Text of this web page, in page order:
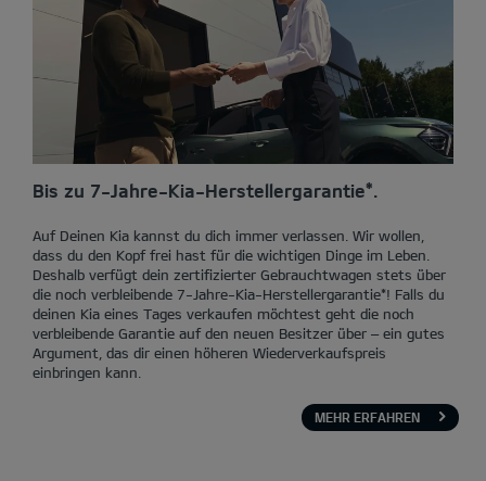
Bis zu 7-Jahre-Kia-Herstellergarantie*.
Auf Deinen Kia kannst du dich immer verlassen. Wir wollen,
dass du den Kopf frei hast für die wichtigen Dinge im Leben.
Deshalb verfügt dein zertifizierter Gebrauchtwagen stets über
die noch verbleibende 7-Jahre-Kia-Herstellergarantie*! Falls du
deinen Kia eines Tages verkaufen möchtest geht die noch
verbleibende Garantie auf den neuen Besitzer über – ein gutes
Argument, das dir einen höheren Wiederverkaufspreis
einbringen kann.
MEHR ERFAHREN